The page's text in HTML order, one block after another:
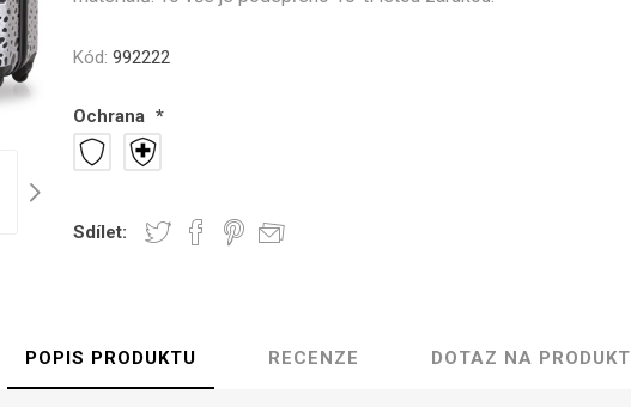
Kufry dle velikosti
Palubní kufry vel.S
Střední kufry vel.M
Velké kufry vel. L
unisex
Kód: 992222
Ochrana *
Sdílet:
POPIS PRODUKTU RECENZE DOTAZ NA PRODUKT